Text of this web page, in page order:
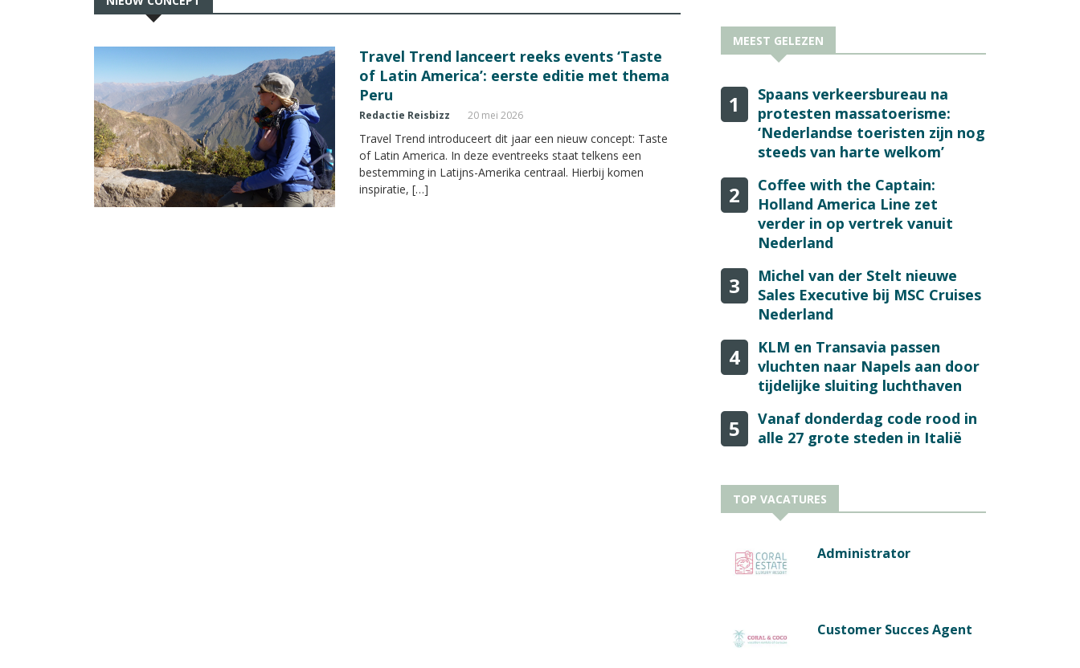
Travel Trend lanceert reeks events ‘Taste
of Latin America’: eerste editie met thema
Peru
Redactie Reisbizz 20 mei 2026
Travel Trend introduceert dit jaar een nieuw concept: Taste
of Latin America. In deze eventreeks staat telkens een
bestemming in Latijns-Amerika centraal. Hierbij komen
inspiratie, […]
MEEST GELEZEN
1
Spaans verkeersbureau na
protesten massatoerisme:
‘Nederlandse toeristen zijn nog
steeds van harte welkom’
2
Coffee with the Captain:
Holland America Line zet
verder in op vertrek vanuit
Nederland
3
Michel van der Stelt nieuwe
Sales Executive bij MSC Cruises
Nederland
4
KLM en Transavia passen
vluchten naar Napels aan door
tijdelijke sluiting luchthaven
5
Vanaf donderdag code rood in
alle 27 grote steden in Italië
TOP VACATURES
Administrator
Customer Succes Agent